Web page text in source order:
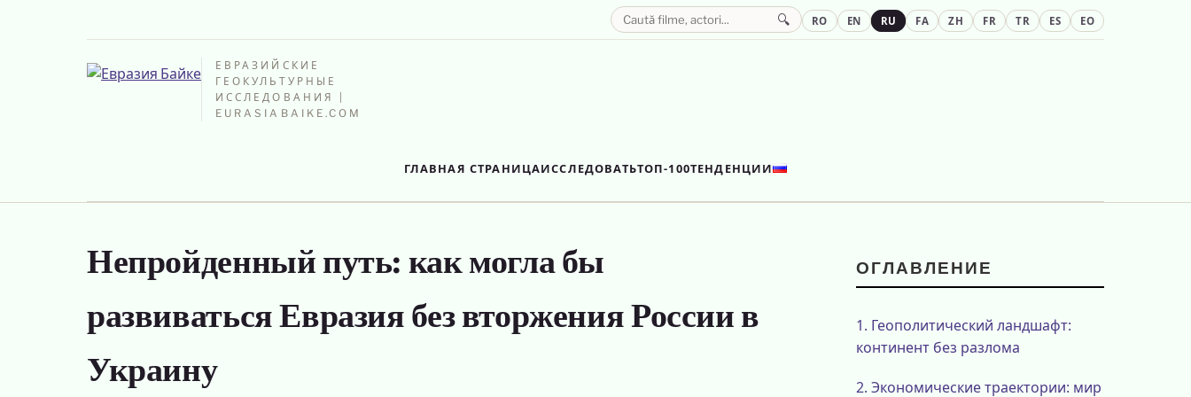
ЕВРАЗИЙСКИЕ
ГЕОКУЛЬТУРНЫЕ
ИССЛЕДОВАНИЯ |
EURASIABAIKE.COM
ГЛАВНАЯ СТРАНИЦАИССЛЕДОВАТЬТОП-100ТЕНДЕНЦИИ
🔍 RO EN RU FA ZH FR TR ES EO
Непройденный путь: как могла бы
развиваться Евразия без вторжения России в
Украину
ОГЛАВЛЕНИЕ
1. Геополитический ландшафт:
континент без разлома
2. Экономические траектории: мир